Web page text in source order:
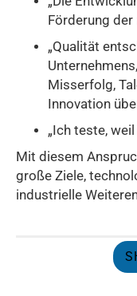
Förderung der
„Qualität
Misserfolg,
Innovation
„Ich teste,
Mit diesem
große Ziele,
industrielle